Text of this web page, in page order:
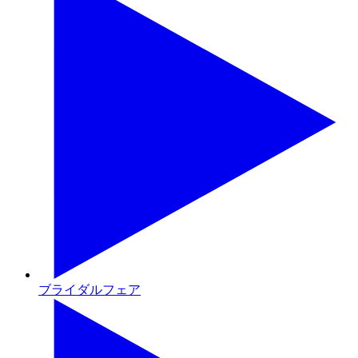
ブライダルフェア